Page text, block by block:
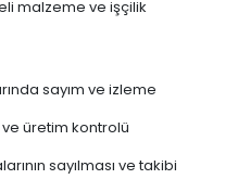
malzeme ve işçilik
sayım ve izleme
ve üretim kontrolü
sayılması ve takibi